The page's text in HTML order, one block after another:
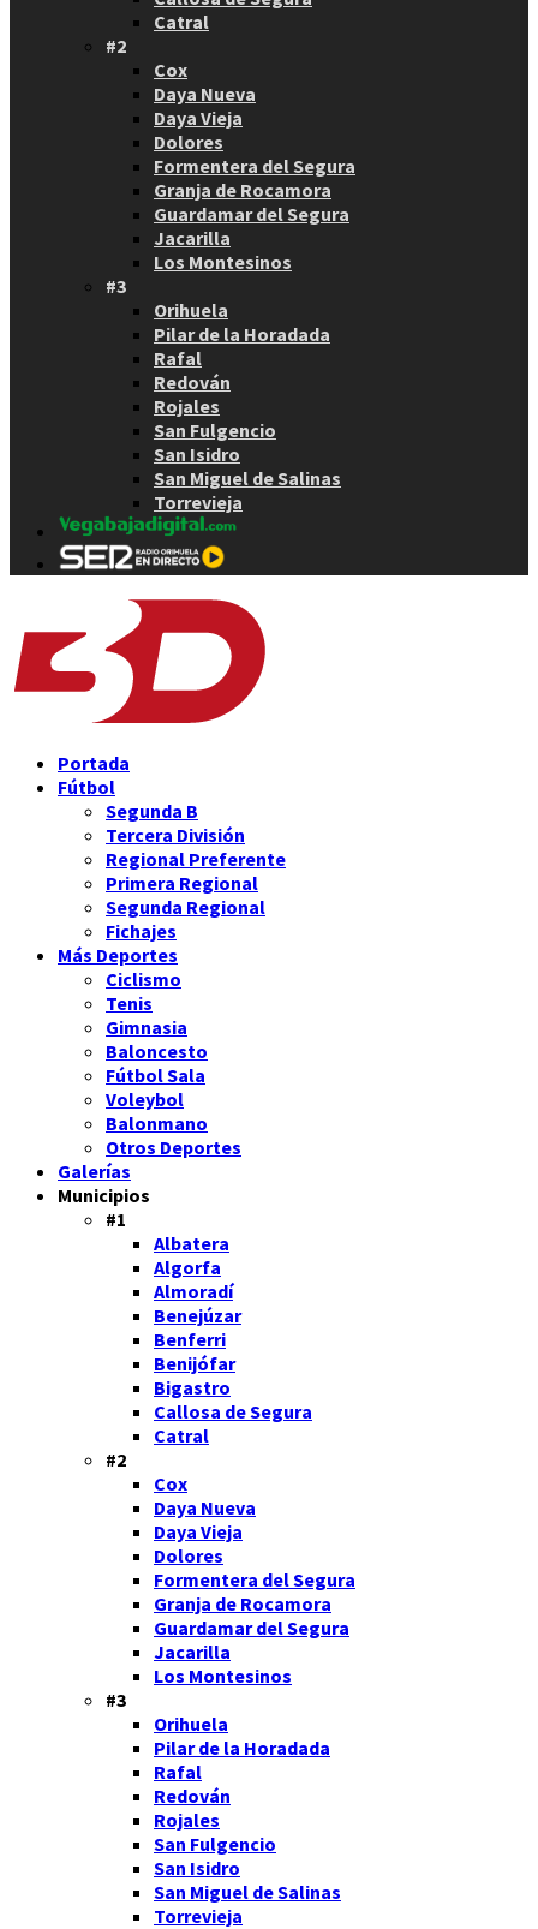
Catral
#2
Cox
Daya Nueva
Daya Vieja
Dolores
Formentera del Segura
Granja de Rocamora
Guardamar del Segura
Jacarilla
Los Montesinos
#3
Orihuela
Pilar de la Horadada
Rafal
Redován
Rojales
San Fulgencio
San Isidro
San Miguel de Salinas
Torrevieja
Portada
Fútbol
Segunda B
Tercera División
Regional Preferente
Primera Regional
Segunda Regional
Fichajes
Más Deportes
Ciclismo
Tenis
Gimnasia
Baloncesto
Fútbol Sala
Voleybol
Balonmano
Otros Deportes
Galerías
Municipios
#1
Albatera
Algorfa
Almoradí
Benejúzar
Benferri
Benijófar
Bigastro
Callosa de Segura
Catral
#2
Cox
Daya Nueva
Daya Vieja
Dolores
Formentera del Segura
Granja de Rocamora
Guardamar del Segura
Jacarilla
Los Montesinos
#3
Orihuela
Pilar de la Horadada
Rafal
Redován
Rojales
San Fulgencio
San Isidro
San Miguel de Salinas
Torrevieja